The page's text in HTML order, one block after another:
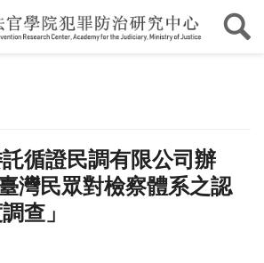
託循證民調有限公司辦
灣民眾對檢察體系之認
查」